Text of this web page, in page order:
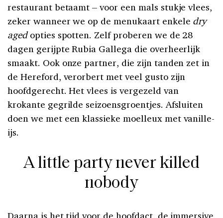
restaurant betaamt – voor een mals stukje vlees,
zeker wanneer we op de menukaart enkele dry
agedopties spotten. Zelf proberen we de 28
dagen gerijpte Rubia Gallega die overheerlijk
smaakt. Ook onze partner, die zijn tanden zet in
de Hereford, verorbert met veel gusto zijn
hoofdgerecht. Het vlees is vergezeld van
krokante gegrilde seizoensgroentjes. Afsluiten
doen we met een klassieke moelleux met vanille-
ijs.
A little party never killed
nobody